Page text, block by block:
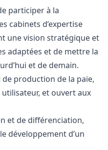
participer à la
cabinets d’expertise
une vision stratégique et
adaptées et de mettre la
et de demain.
production de la paie,
et ouvert aux
et de différenciation,
développement d’un